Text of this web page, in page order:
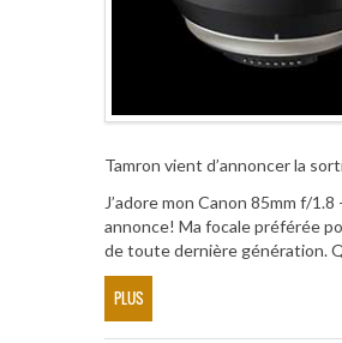
Tamron vient d’annoncer la
J’adore mon Canon 85mm f/
annonce! Ma focale préférée
de toute dernière génération.
PLUS